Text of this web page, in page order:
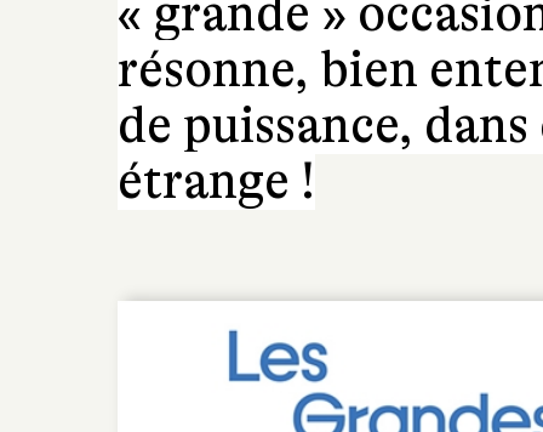
« grande »
résonne, bien
de puissance,
étrange !